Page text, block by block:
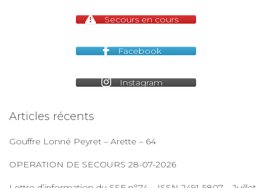
Secours en cours
Facebook
Instagram
Articles récents
Gouffre Lonné Peyret – Arette – 64
OPERATION DE SECOURS 28-07-2026